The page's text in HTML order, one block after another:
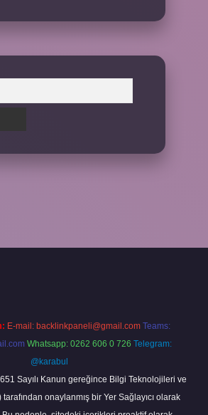
E-mail: backlinkpaneli@gmail.com Teams:
Whatsapp: 0262 606 0 726 Telegram:
@karabul
Sayılı Kanun gereğince Bilgi Teknolojileri ve
tarafından onaylanmış bir Yer Sağlayıcı olarak